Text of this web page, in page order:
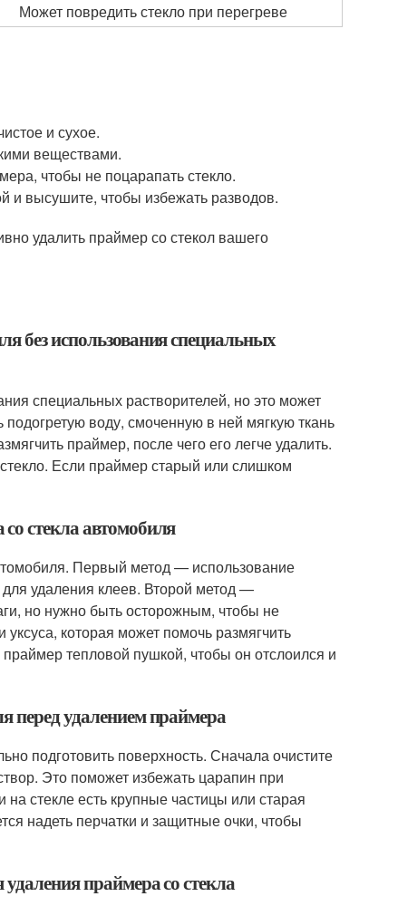
Может повредить стекло при перегреве
и сухое.
веществами.
чтобы не поцарапать стекло.
и высушите, чтобы избежать разводов.
удалить праймер со стекол вашего
без использования специальных
специальных растворителей, но это может
воду, смоченную в ней мягкую ткань
праймер, после чего его легче удалить.
Если праймер старый или слишком
стекла автомобиля
Первый метод — использование
для удаления клеев. Второй метод —
но нужно быть осторожным, чтобы не
которая может помочь размягчить
тепловой пушкой, чтобы он отслоился и
перед удалением праймера
подготовить поверхность. Сначала очистите
Это поможет избежать царапин при
стекле есть крупные частицы или старая
надеть перчатки и защитные очки, чтобы
праймера со стекла